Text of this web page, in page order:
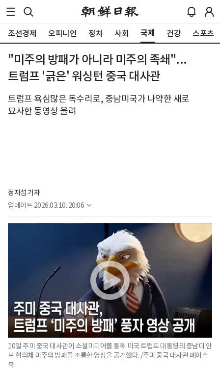
조선경제 오피니언 정치 사회 국제 건강 스포츠
"미주의 방패가 아니라 미주의 족쇄"...
트럼프 '긁은' 워싱턴 중국 대사관
트럼프 욕심많은 독수리로, 중남미국가 나약한 새로
묘사한 동영상 올려
정지섭 기자
업데이트 2026.03.10. 20:06
10일 주미 중국 대사관이 소셜미디어를 통해 미국 트럼프 대통령의 중남미 안
보 협의체 미주의 방패를 조롱한 영상을 공개했다. /주미 중국 대사관 페이스
북